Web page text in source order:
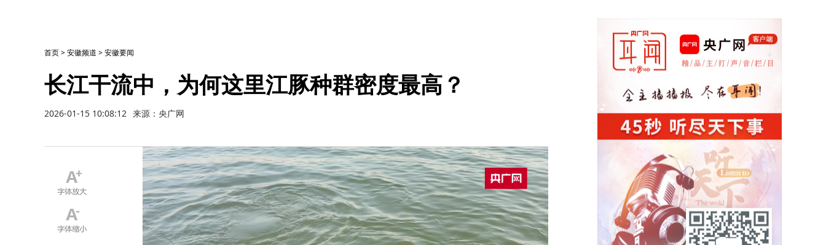
首页>安徽频道 >安徽要闻
长江干流中，为何这里江豚种群密度最高？
2026-01-15 10:08:12 来源：央广网